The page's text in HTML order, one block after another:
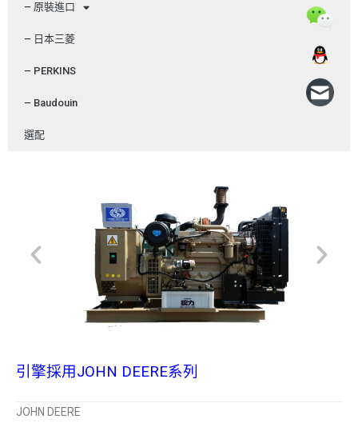
– 原裝進口
– 日本三菱
– PERKINS
– Baudouin
選配
引擎採用JOHN DEERE系列
JOHN DEERE